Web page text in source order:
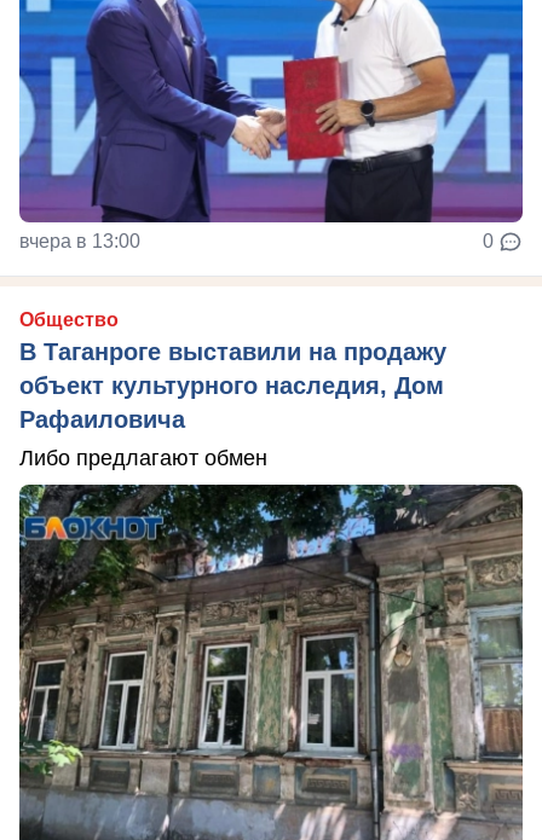
вчера в 13:00 0
Общество
В Таганроге выставили на продажу
объект культурного наследия, Дом
Рафаиловича
Либо предлагают обмен